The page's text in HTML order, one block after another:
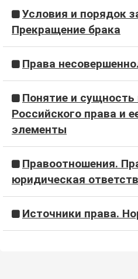
Условия и порядок
Прекращение брака
Права
Понятие и сущность
Российского права и
элементы
Правоотношения.
юридическая
Источники права.